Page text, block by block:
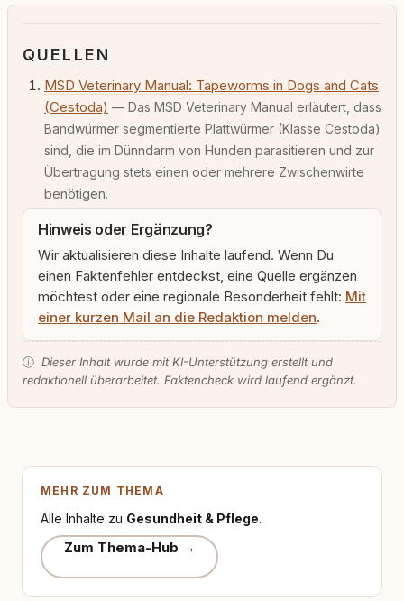
QUELLEN
MSD Veterinary Manual: Tapeworms in Dogs and Cats
(Cestoda) — Das MSD Veterinary Manual erläutert, dass
Bandwürmer segmentierte Plattwürmer (Klasse Cestoda)
sind, die im Dünndarm von Hunden parasitieren und zur
Übertragung stets einen oder mehrere Zwischenwirte
benötigen.
Hinweis oder Ergänzung?
Wir aktualisieren diese Inhalte laufend. Wenn Du
einen Faktenfehler entdeckst, eine Quelle ergänzen
möchtest oder eine regionale Besonderheit fehlt: Mit
einer kurzen Mail an die Redaktion melden.
ⓘ Dieser Inhalt wurde mit KI-Unterstützung erstellt und
redaktionell überarbeitet. Faktencheck wird laufend ergänzt.
MEHR ZUM THEMA
Alle Inhalte zu Gesundheit & Pflege.
Zum Thema-Hub →